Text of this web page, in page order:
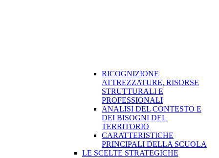
RICOGNIZIONE
ATTREZZATURE, RISORSE
STRUTTURALI E
PROFESSIONALI
ANALISI DEL CONTESTO E
DEI BISOGNI DEL
TERRITORIO
CARATTERISTICHE
PRINCIPALI DELLA SCUOLA
LE SCELTE STRATEGICHE